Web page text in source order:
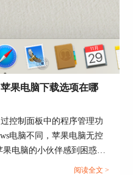
签重新命名，小编比较
短视频相关的内容，所
果电脑下载选项在哪
控制面板中的程序管理功
电脑不同，苹果电脑无控
电脑的小伙伴感到困惑，
本文会以下载器的卸载为
阅读全文 >